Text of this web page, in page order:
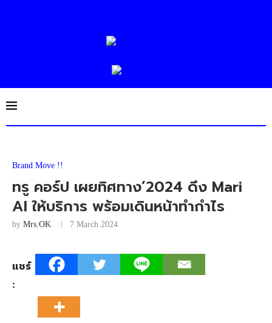
Brand Move !!
ทรู คอร์ป เผยทิศทาง’2024 ดึง Mari
AI ให้บริการ พร้อมเดินหน้าทำกำไร
by Mrs.OK 7 March 2024
แชร์
: